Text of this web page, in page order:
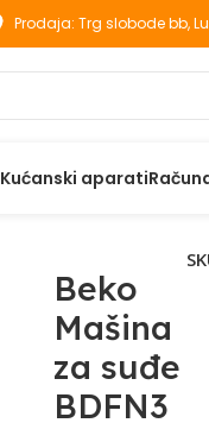
Prodaja: Trg slobode bb,
Kućanski aparati
Beko
Mašina
za suđe
BDFN3